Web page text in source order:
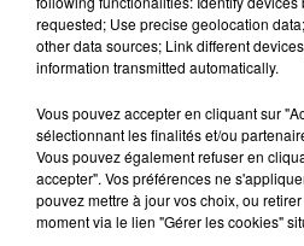
Dans la même série
La Minute
vendredi 21
La minute sport
requested; Use precise geolocation
other data sources; Link different
information transmitted automatically.
Vous pouvez accepter en cliquant sur
sélectionnant les finalités et/ou
Vous pouvez également refuser en
accepter". Vos préférences ne
pouvez mettre à jour vos choix, ou
moment via le lien "Gérer les cookies"